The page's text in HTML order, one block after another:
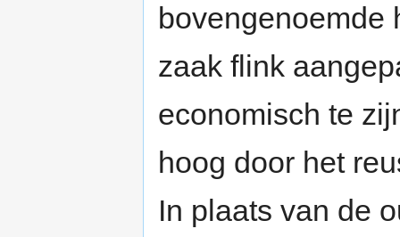
bovengenoemde
zaak flink
economisch te
hoog door het
In plaats van de